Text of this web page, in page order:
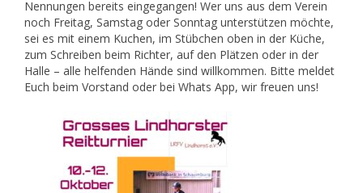
Nennungen bereits eingegangen! Wer uns aus dem Verein
noch Freitag, Samstag oder Sonntag unterstützen möchte,
sei es mit einem Kuchen, im Stübchen oben in der Küche,
zum Schreiben beim Richter, auf den Plätzen oder in der
Halle – alle helfenden Hände sind willkommen. Bitte meldet
Euch beim Vorstand oder bei Whats App, wir freuen uns!